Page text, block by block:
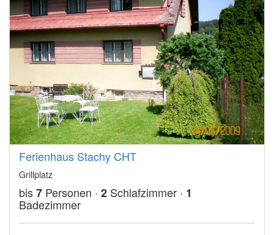
Ferienhaus Stachy CHT
Grillplatz
bis7 Personen · 2 Schlafzimmer · 1
Badezimmer